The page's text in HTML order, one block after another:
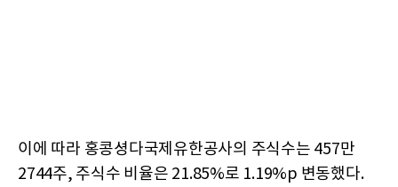
이에 따라 홍콩셩다국제유한공사의 주식수는 457만
2744주, 주식수 비율은 21.85%로 1.19%p 변동했다.